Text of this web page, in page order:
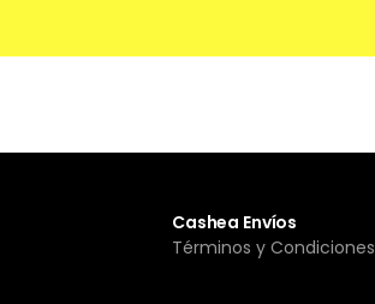
Cashea Envíos
Términos y Condiciones